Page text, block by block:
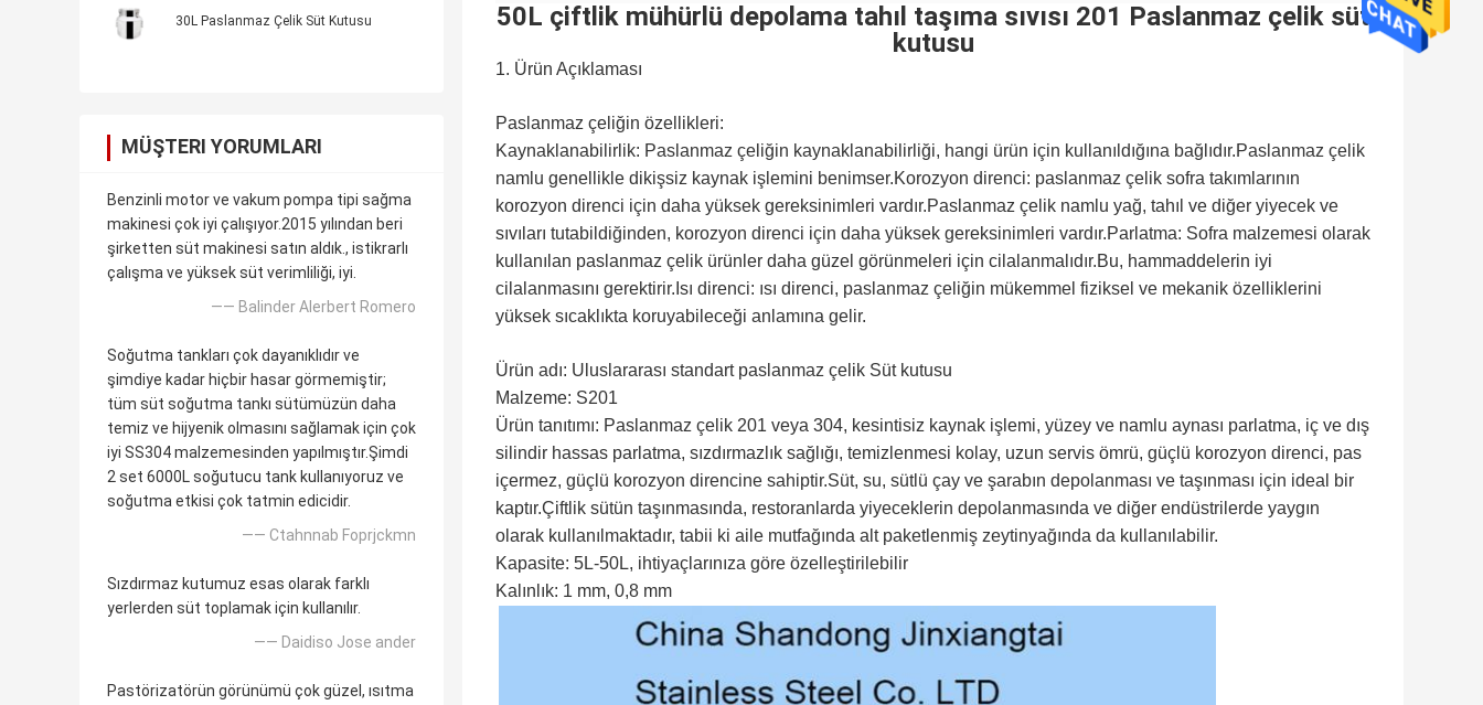
30L Paslanmaz Çelik Süt Kutusu
MÜŞTERI YORUMLARI
Benzinli motor ve vakum pompa tipi sağma
makinesi çok iyi çalışıyor.2015 yılından beri
şirketten süt makinesi satın aldık., istikrarlı
çalışma ve yüksek süt verimliliği, iyi.
—— Balinder Alerbert Romero
Soğutma tankları çok dayanıklıdır ve
şimdiye kadar hiçbir hasar görmemiştir;
tüm süt soğutma tankı sütümüzün daha
temiz ve hijyenik olmasını sağlamak için çok
iyi SS304 malzemesinden yapılmıştır.Şimdi
2 set 6000L soğutucu tank kullanıyoruz ve
soğutma etkisi çok tatmin edicidir.
—— Ctahnnab Foprjckmn
Sızdırmaz kutumuz esas olarak farklı
yerlerden süt toplamak için kullanılır.
—— Daidiso Jose ander
Pastörizatörün görünümü çok güzel, ısıtma
50L çiftlik mühürlü depolama tahıl taşıma sıvısı 201 Paslanmaz çelik süt
kutusu
1. Ürün Açıklaması
Paslanmaz çeliğin özellikleri:
Kaynaklanabilirlik: Paslanmaz çeliğin kaynaklanabilirliği, hangi ürün için kullanıldığına bağlıdır.Paslanmaz çelik
namlu genellikle dikişsiz kaynak işlemini benimser.Korozyon direnci: paslanmaz çelik sofra takımlarının
korozyon direnci için daha yüksek gereksinimleri vardır.Paslanmaz çelik namlu yağ, tahıl ve diğer yiyecek ve
sıvıları tutabildiğinden, korozyon direnci için daha yüksek gereksinimleri vardır.Parlatma: Sofra malzemesi olarak
kullanılan paslanmaz çelik ürünler daha güzel görünmeleri için cilalanmalıdır.Bu, hammaddelerin iyi
cilalanmasını gerektirir.Isı direnci: ısı direnci, paslanmaz çeliğin mükemmel fiziksel ve mekanik özelliklerini
yüksek sıcaklıkta koruyabileceği anlamına gelir.
Ürün adı: Uluslararası standart paslanmaz çelik Süt kutusu
Malzeme: S201
Ürün tanıtımı: Paslanmaz çelik 201 veya 304, kesintisiz kaynak işlemi, yüzey ve namlu aynası parlatma, iç ve dış
silindir hassas parlatma, sızdırmazlık sağlığı, temizlenmesi kolay, uzun servis ömrü, güçlü korozyon direnci, pas
içermez, güçlü korozyon direncine sahiptir.Süt, su, sütlü çay ve şarabın depolanması ve taşınması için ideal bir
kaptır.Çiftlik sütün taşınmasında, restoranlarda yiyeceklerin depolanmasında ve diğer endüstrilerde yaygın
olarak kullanılmaktadır, tabii ki aile mutfağında alt paketlenmiş zeytinyağında da kullanılabilir.
Kapasite: 5L-50L, ihtiyaçlarınıza göre özelleştirilebilir
Kalınlık: 1 mm, 0,8 mm